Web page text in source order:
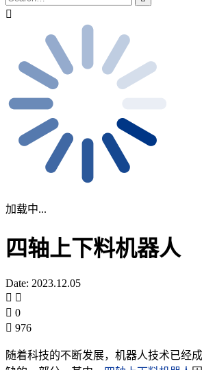
加载中...
四轴上下料机器人
Date: 2023.12.05
0
976
随着科技的不断发展，机器人技术已经